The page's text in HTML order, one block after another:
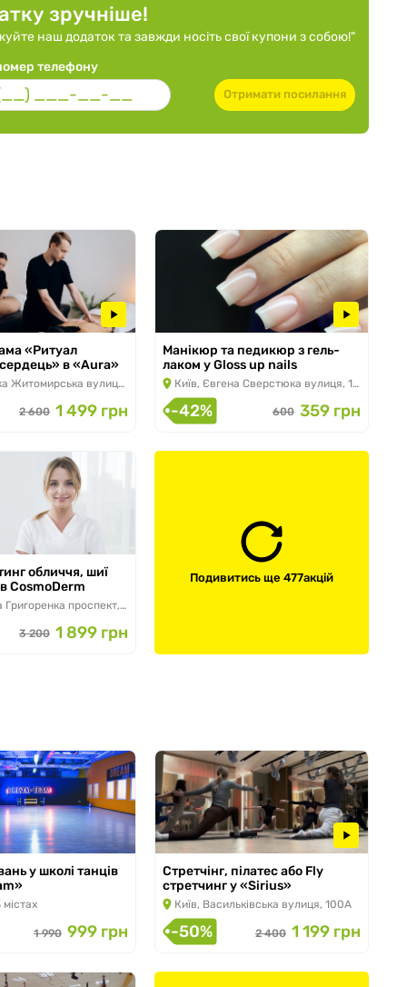
зручніше!
наш додаток та завжди носіть свої купони з собою!"
телефону
Отримати посилання
30.09.2026
«Ритуал
в «Aura»
Житомирська вулиця, 13
2 600 1 499 грн
з 26.05.2026 по 31.08.2026
Манікюр та педикюр з гель-
лаком у Gloss up nails
Київ, Євгена Сверстюка вулиця, 11Б
-42% 600 359 грн
31.10.2026
обличчя, шиї
CosmoDerm
проспект, 5А
3 200 1 899 грн
Подивитись ще 477акцій
30.09.2026
у школі танців
1 990 999 грн
з 28.07.2026 по 11.10.2026
Стретчінг, пілатес або Fly
стретчинг у «Sirius»
Київ, Васильківська вулиця, 100А
-50% 2 400 1 199 грн